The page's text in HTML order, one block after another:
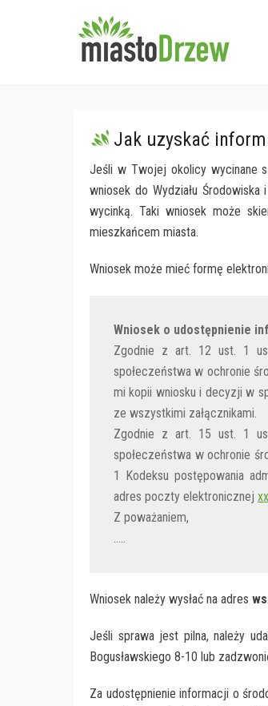
Jak uzyskać
Jeśli w Twojej okolicy wycinane
wniosek do Wydziału
wycinką. Taki wniosek może
mieszkańcem miasta.
Wniosek może mieć formę
Wniosek o udostępnienie
Zgodnie z art. 12 ust. 1
społeczeństwa w ochronie
mi kopii wniosku i decyzji w
ze wszystkimi załącznikami.
Zgodnie z art. 15 ust. 1
społeczeństwa w ochronie
1 Kodeksu postępowania
adres poczty elektronicznej
Z poważaniem,
…..
Wniosek należy wysłać na adres
Jeśli sprawa jest pilna, należy
Bogusławskiego 8-10 lub
Za udostępnienie informacji o